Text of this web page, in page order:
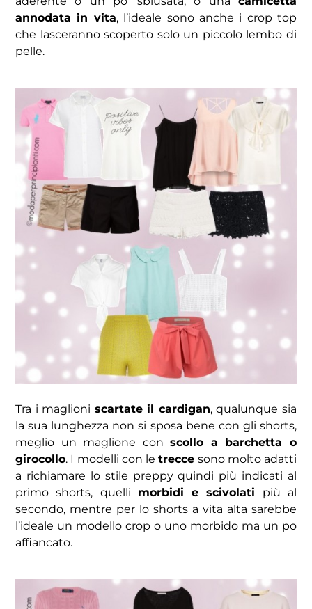
annodata in vita, l’ideale sono anche i crop top
che lasceranno scoperto solo un piccolo lembo di
pelle.
Tra i maglioni scartate il cardigan, qualunque sia
la sua lunghezza non si sposa bene con gli shorts,
meglio un maglione conscollo a barchetta o
girocollo. I modelli con letrecce sono molto adatti
a richiamare lo stile preppy quindi più indicati al
primo shorts, quelli morbidi e scivolati più al
secondo, mentre per lo shorts a vita alta sarebbe
l’ideale un modello crop o uno morbido ma un po
affiancato.